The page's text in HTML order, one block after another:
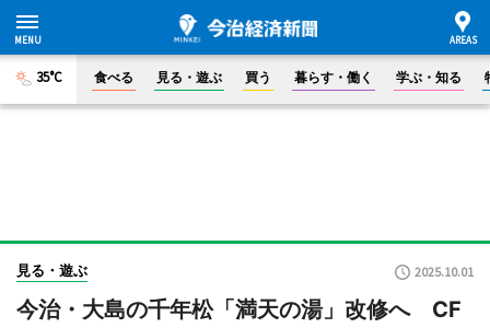
35°C 食べる 見る・遊ぶ 買う 暮らす・働く 学ぶ・知る
見る・遊ぶ 2025.10.01
今治・大島の千年松「満天の湯」改修へ CF